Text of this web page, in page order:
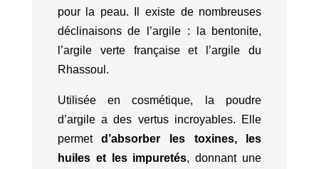
pour la peau. Il existe de nombreuses
déclinaisons de l’argile : la bentonite,
l’argile verte française et l’argile du
Rhassoul.
Utilisée en cosmétique, la poudre
d’argile a des vertus incroyables. Elle
permetd’absorber les toxines, les
huiles et les impuretés, donnant une